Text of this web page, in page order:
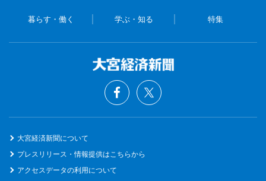
暮らす・働く 学ぶ・知る 特集
大宮経済新聞について
プレスリリース・情報提供はこちらから
アクセスデータの利用について